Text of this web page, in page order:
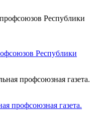
Республики
профсоюзная газета.